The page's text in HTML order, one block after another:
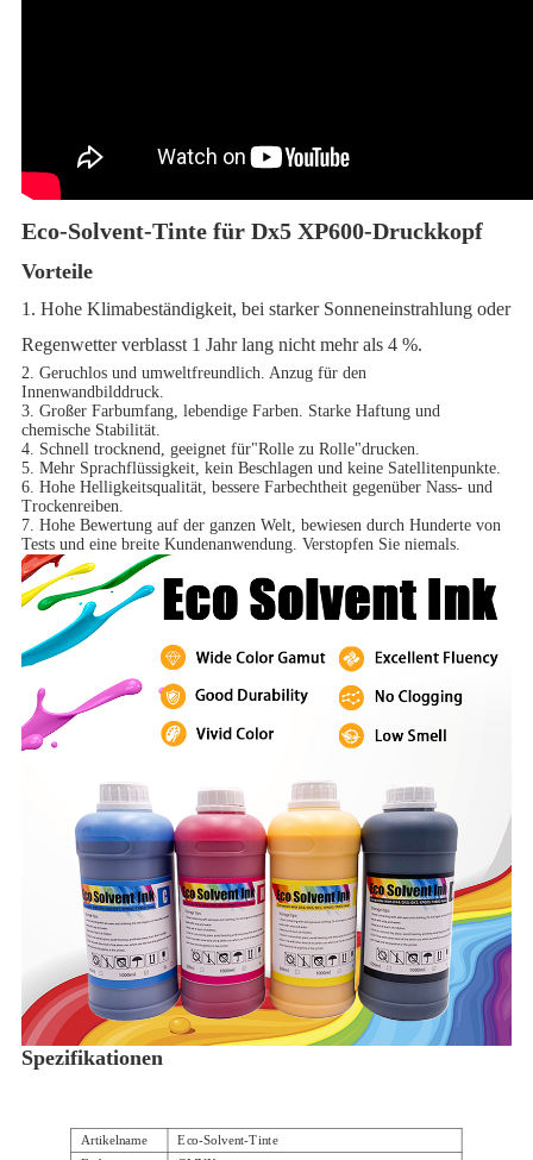
Eco-Solvent-Tinte für Dx5 XP600-Druckkopf
Vorteile
1. Hohe Klimabeständigkeit, bei starker Sonneneinstrahlung oder
Regenwetter verblasst 1 Jahr lang nicht mehr als 4 %.
2. Geruchlos und umweltfreundlich. Anzug für den
Innenwandbilddruck.
3. Großer Farbumfang, lebendige Farben. Starke Haftung und
chemische Stabilität.
4. Schnell trocknend, geeignet für"Rolle zu Rolle"drucken.
5. Mehr Sprachflüssigkeit, kein Beschlagen und keine Satellitenpunkte.
6. Hohe Helligkeitsqualität, bessere Farbechtheit gegenüber Nass- und
Trockenreiben.
7. Hohe Bewertung auf der ganzen Welt, bewiesen durch Hunderte von
Tests und eine breite Kundenanwendung. Verstopfen Sie niemals.
Spezifikationen
Artikelname
Eco-Solvent-Tinte